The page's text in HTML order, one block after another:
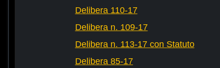
Delibera 110-17
Delibera n. 109-17
Delibera n. 113-17 con Statuto
Delibera 85-17